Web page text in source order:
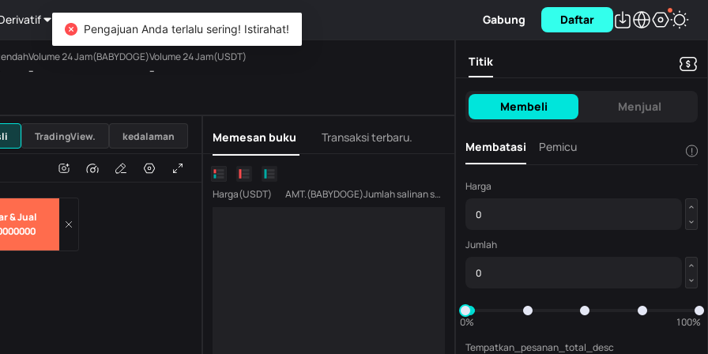
Kekayaan Gabung Daftar
& Jual
Volume 24 Jam(BABYDOGE)
--
Volume 24 Jam(USDT)
--
USDT
Volume
TradingView. kedalaman Memesan buku Transaksi terbaru.
Harga(USDT) AMT.(BABYDOGE) Jumlah salinan saat ini BABYDOGE
Titik
Membeli Menjual
Membatasi Pemicu !
Harga
Jumlah
0%
100%
Tempatkan_pesanan_total_desc
Pengajuan Anda terlalu sering! Istirahat!